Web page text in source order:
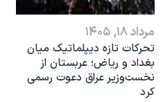
مرداد ۱۸, ۱۴۰۵
تحرکات تازه دیپلماتیک میان
بغداد و ریاض؛ عربستان از
نخست‌وزیر عراق دعوت رسمی
کرد